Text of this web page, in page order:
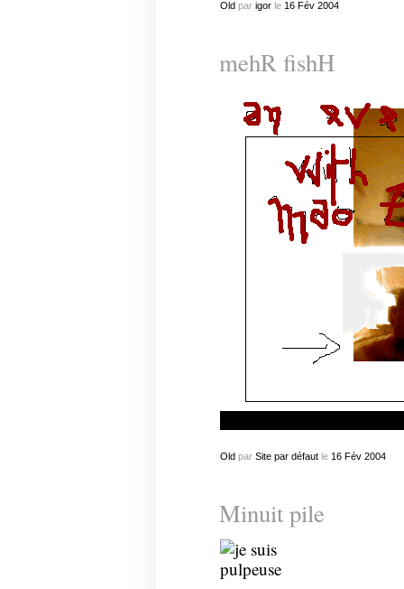
Oldpar igorle 16 Fév 2004
mehR fishH
Oldpar Site par défautle 16 Fév 2004
Minuit pile